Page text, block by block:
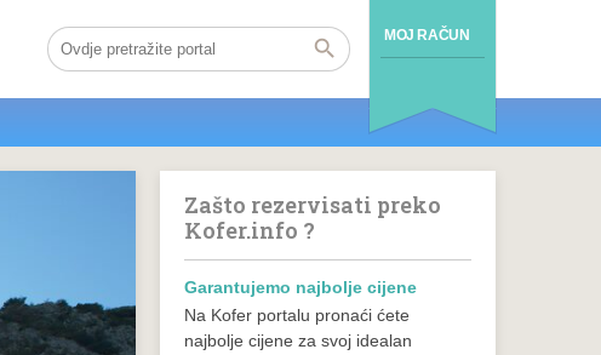
MOJ RAČUN
Zašto rezervisati preko
Kofer.info ?
Garantujemo najbolje cijene
Na Kofer portalu pronaći ćete
najbolje cijene za svoj idealan